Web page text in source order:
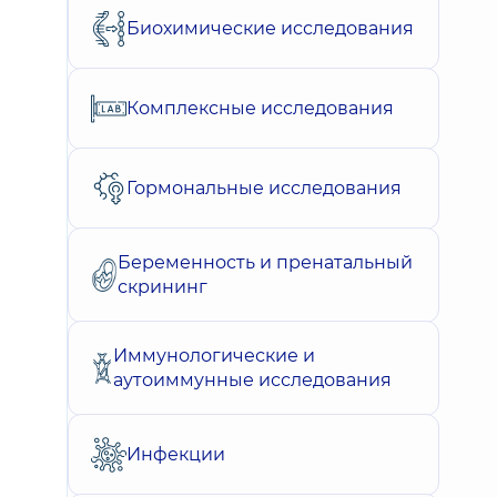
Биохимические исследования
Комплексные исследования
Гормональные исследования
Беременность и пренатальный
скрининг
Иммунологические и
аутоиммунные исследования
Инфекции